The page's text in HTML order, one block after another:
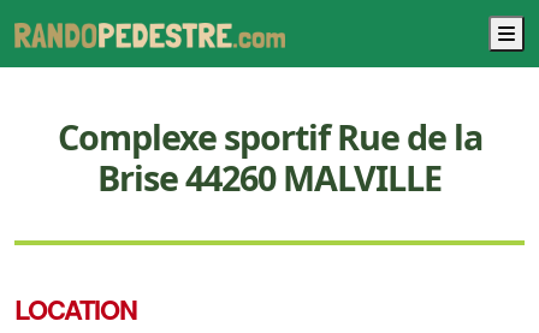
Complexe sportif Rue de la
Brise 44260 MALVILLE
LOCATION